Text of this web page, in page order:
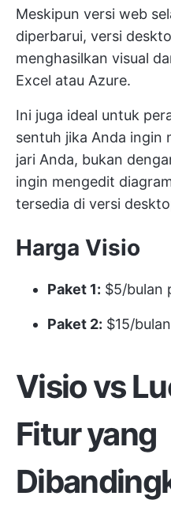
Meskipun versi web
diperbarui, versi
menghasilkan visual
Excel atau Azure.
Ini juga ideal untuk
sentuh jika Anda
jari Anda, bukan
ingin mengedit
tersedia di versi
Harga Visio
Paket 1: $5/bulan
Paket 2: $15/
Visio vs
Fitur yang